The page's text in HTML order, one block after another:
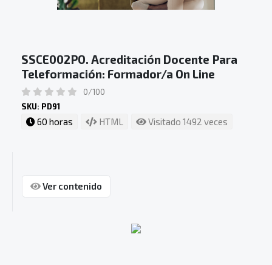
SSCE002PO. Acreditación Docente Para
Teleformación: Formador/a On Line
0/100
SKU: PD91
60 horas HTML Visitado 1492 veces
Ver contenido